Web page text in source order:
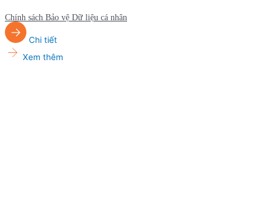
Chính sách Bảo vệ Dữ liệu cá nhân
Chi tiết
Xem thêm